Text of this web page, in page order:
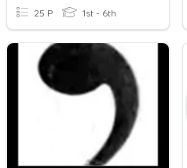
25 P 1st - 6th